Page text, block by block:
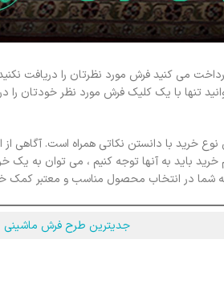
می کنید فرش مورد نظرتان را دریافت
تنها با یک کلیک فرش مورد نظر خودتان را در
خرید با دانستن نکاتی همراه است. آگاهی از
باید به آنها توجه کنیم ، می توان به یک
به شما در انتخاب محصول مناسب و معتبر کمک
جدیترین طرح فرش ماشینی